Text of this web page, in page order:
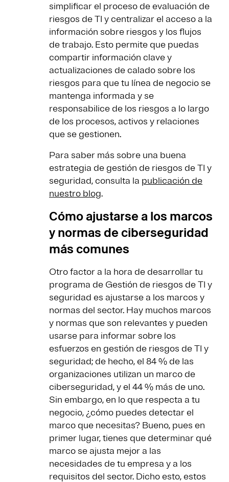
simplificar el proceso de evaluación de
riesgos de TI y centralizar el acceso a la
información sobre riesgos y los flujos
de trabajo. Esto permite que puedas
compartir información clave y
actualizaciones de calado sobre los
riesgos para que tu línea de negocio se
mantenga informada y se
responsabilice de los riesgos a lo largo
de los procesos, activos y relaciones
que se gestionen.
Para saber más sobre una buena
estrategia de gestión de riesgos de TI y
seguridad, consulta la publicación de
nuestro blog.
Cómo ajustarse a los marcos
y normas de ciberseguridad
más comunes
Otro factor a la hora de desarrollar tu
programa de Gestión de riesgos de TI y
seguridad es ajustarse a los marcos y
normas del sector. Hay muchos marcos
y normas que son relevantes y pueden
usarse para informar sobre los
esfuerzos en gestión de riesgos de TI y
seguridad; de hecho, el 84 % de las
organizaciones utilizan un marco de
ciberseguridad, y el 44 % más de uno.
Sin embargo, en lo que respecta a tu
negocio, ¿cómo puedes detectar el
marco que necesitas? Bueno, pues en
primer lugar, tienes que determinar qué
marco se ajusta mejor a las
necesidades de tu empresa y a los
requisitos del sector. Dicho esto, estos